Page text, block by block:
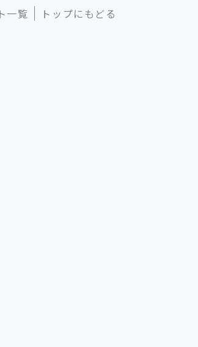
一覧 トップにもどる